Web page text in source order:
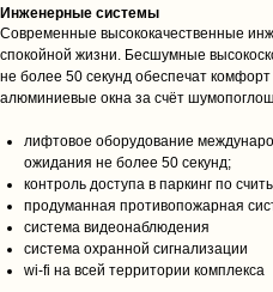
Инженерные системы
Современные высококачественные
спокойной жизни. Бесшумные
не более 50 секунд обеспечат
алюминиевые окна за счёт
лифтовое оборудование
ожидания не более 50 секунд;
контроль доступа в паркинг по
продуманная противопожарная
система видеонаблюдения
система охранной сигнализации
wi‑fi на всей территории комплекса
О компании
Услуги
Проекты
Преимущества
Партнеры
Купить
Новостройки
Загородная недвижимость
Этапы